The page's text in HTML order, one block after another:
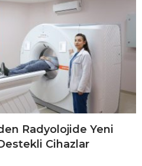
Radyolojide Yeni
Cihazlar